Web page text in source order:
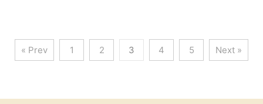
« Prev 1 2 3 4 5 Next »